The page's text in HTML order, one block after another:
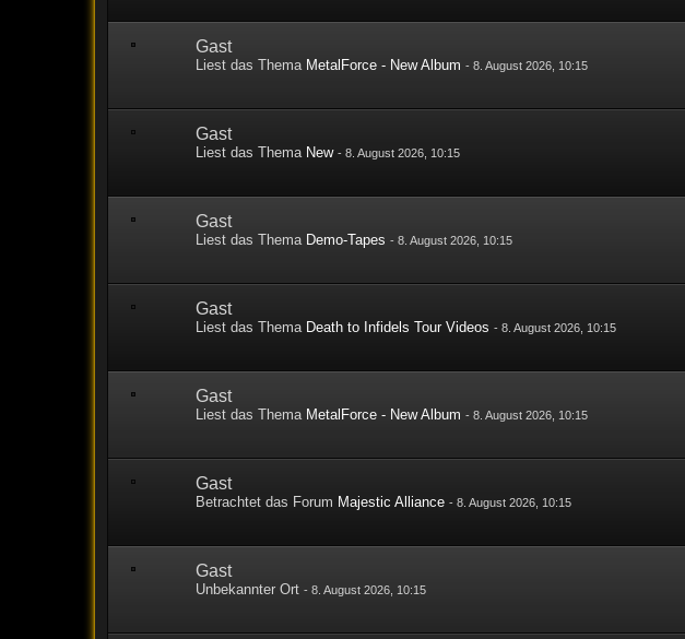
Gast
Liest das Thema MetalForce - New Album -8. August 2026, 10:15
Gast
Liest das Thema New -8. August 2026, 10:15
Gast
Liest das Thema Demo-Tapes -8. August 2026, 10:15
Gast
Liest das Thema Death to Infidels Tour Videos -8. August 2026, 10:15
Gast
Liest das Thema MetalForce - New Album -8. August 2026, 10:15
Gast
Betrachtet das Forum Majestic Alliance -8. August 2026, 10:15
Gast
Unbekannter Ort-8. August 2026, 10:15